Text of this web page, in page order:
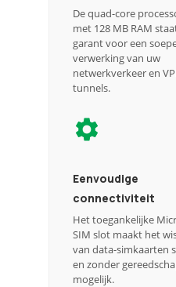
De quad-core
met 128 MB RAM
garant voor een
verwerking van uw
netwerkverkeer en
tunnels.
Eenvoudige
connectiviteit
Het toegankelijke
SIM slot maakt het
van data-simkaarten
en zonder
mogelijk.